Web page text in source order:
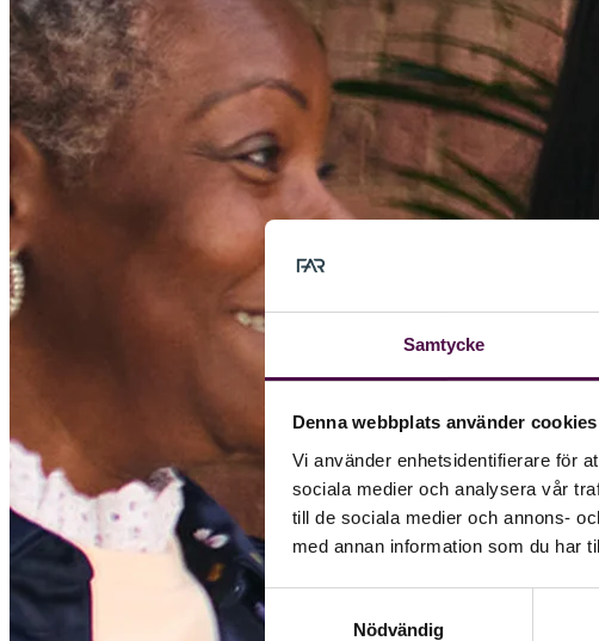
Samtycke
Denna webbplats använder cookies
Vi använder enhetsidentifierare för
sociala medier och analysera vår
till de sociala medier och annons-
med annan information som du har
Samtyckesval
Nödvändig